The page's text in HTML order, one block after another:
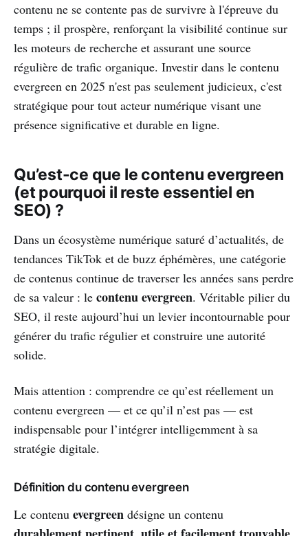
contenu ne se contente pas de survivre à l'épreuve du
temps ; il prospère, renforçant la visibilité continue sur
les moteurs de recherche et assurant une source
régulière de trafic organique. Investir dans le contenu
evergreen en 2025 n'est pas seulement judicieux, c'est
stratégique pour tout acteur numérique visant une
présence significative et durable en ligne.
Qu’est-ce que le contenu evergreen
(et pourquoi il reste essentiel en
SEO) ?
Dans un écosystème numérique saturé d’actualités, de
tendances TikTok et de buzz éphémères, une catégorie
de contenus continue de traverser les années sans perdre
de sa valeur : le contenu evergreen. Véritable pilier du
SEO, il reste aujourd’hui un levier incontournable pour
générer du trafic régulier et construire une autorité
solide.
Mais attention : comprendre ce qu’est réellement un
contenu evergreen — et ce qu’il n’est pas — est
indispensable pour l’intégrer intelligemment à sa
stratégie digitale.
Définition du contenu evergreen
Le contenu evergreen désigne un contenu